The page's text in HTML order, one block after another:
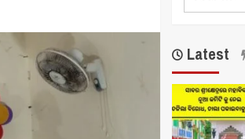
Latest